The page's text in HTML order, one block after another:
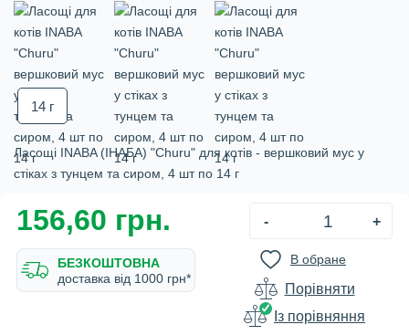
14 г
Ласощі INABA (ІНАБА) "Churu" для котів - вершковий мус у
стіках з тунцем та сиром, 4 шт по 14 г
156,60 грн. - +
БЕЗКОШТОВНА
доставка вiд 1000 грн*
В обране
Порівняти
Iз порівняння